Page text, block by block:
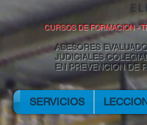
CURSOS DE FORMACION -
ASESORES
JUDICIALES
EN PREVENCION DE
SERVICIOS